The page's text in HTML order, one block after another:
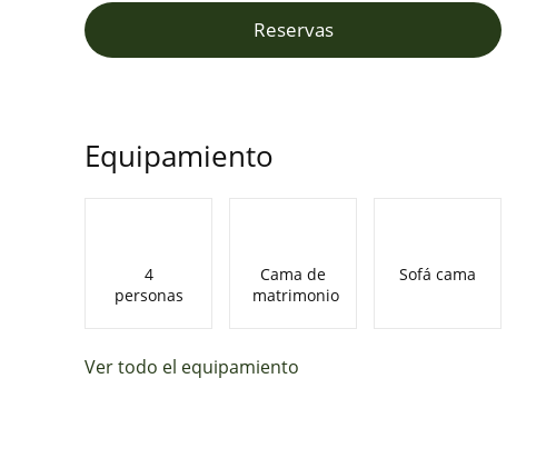
Reservas
Equipamiento
4
personas
Cama de
matrimonio
Sofá cama
Ver todo el equipamiento